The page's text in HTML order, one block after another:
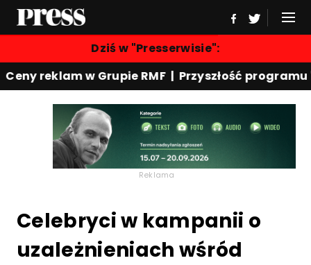
Dziś w "Presserwisie":
w Grupie RMF | Przyszłość programu
Reklama
Celebryci w kampanii o
uzależnieniach wśród